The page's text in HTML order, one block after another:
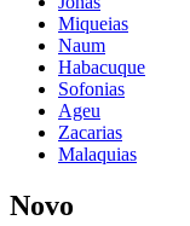
Miqueias
Naum
Habacuque
Sofonias
Ageu
Zacarias
Malaquias
Novo